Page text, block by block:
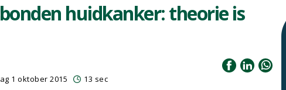
huidkanker: theorie is
1 oktober 2015 13 sec